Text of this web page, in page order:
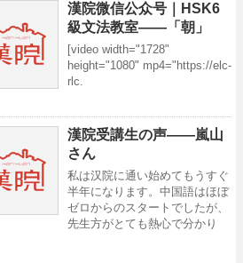
漢院微信公众号｜HSK6
級文法教室——「朝」
[video width="1728"
height="1080" mp4="https://elc-
rlc.
漢院受講生の声——嵐山
さん
私は汉院に通い始めてもうすぐ
半年になります。中国語はほぼ
ゼロからのスタートでしたが、
先生方がとても熱心で分かり